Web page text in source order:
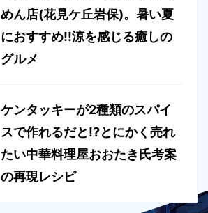
めん店(花見ケ丘岩保)。暑い夏
におすすめ!!涼を感じる癒しの
グルメ
ケンタッキーが2種類のスパイ
スで作れるだと!?とにかく売れ
たい中華料理屋おおたき氏考案
の再現レシピ